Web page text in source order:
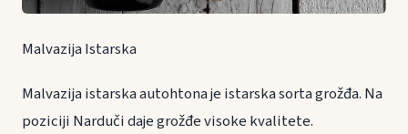
Malvazija Istarska
Malvazija istarska autohtona je istarska sorta grožđa. Na
poziciji Narduči daje grožđe visoke kvalitete.